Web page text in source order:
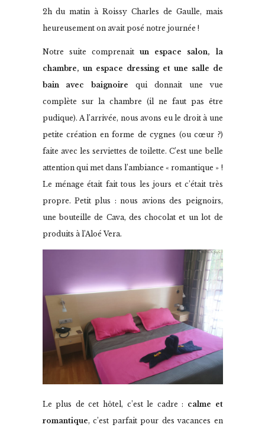
2h du matin à Roissy Charles de Gaulle, mais
heureusement on avait posé notre journée !
Notre suite comprenaitun espace salon, la
chambre, un espace dressing et une salle de
bain avec baignoire qui donnait une vue
complète sur la chambre (il ne faut pas être
pudique). A l’arrivée, nous avons eu le droit à une
petite création en forme de cygnes (ou cœur ?)
faite avec les serviettes de toilette. C’est une belle
attention qui met dans l’ambiance « romantique » !
Le ménage était fait tous les jours et c’était très
propre. Petit plus : nous avions des peignoirs,
une bouteille de Cava, des chocolat et un lot de
produits à l’Aloé Vera.
Le plus de cet hôtel, c’est le cadre : calme et
romantique, c’est parfait pour des vacances en